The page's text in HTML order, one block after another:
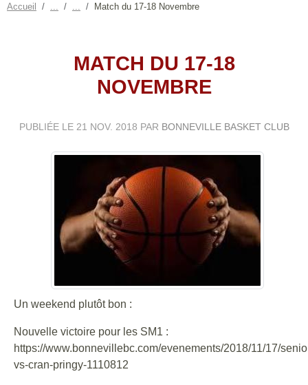
Accueil Match du 17-18 Novembre
MATCH DU 17-18
NOVEMBRE
PUBLIÉE LE 21 NOV. 2018 PAR BONNEVILLE BASKET CLUB
Un weekend plutôt bon :
Nouvelle victoire pour les SM1 :
https://www.bonnevillebc.com/evenements/2018/11/17/
vs-cran-pringy-1110812